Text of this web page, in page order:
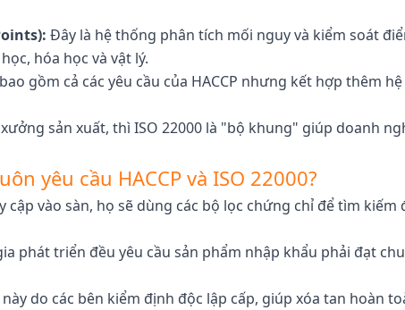
Đây là hệ thống phân tích mối nguy và kiểm soát
hóa học và vật lý.
gồm cả các yêu cầu của HACCP nhưng kết hợp thêm
xưởng sản xuất, thì ISO 22000 là "bộ khung" giúp doanh
yêu cầu HACCP và ISO 22000?
vào sàn, họ sẽ dùng các bộ lọc chứng chỉ để tìm
phát triển đều yêu cầu sản phẩm nhập khẩu phải đạt
do các bên kiểm định độc lập cấp, giúp xóa tan hoàn